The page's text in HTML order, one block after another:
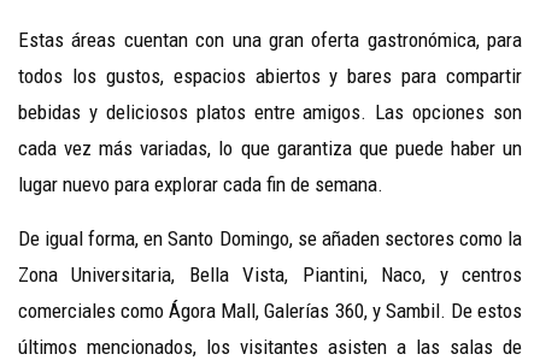
Estas áreas cuentan con una gran oferta gastronómica, para
todos los gustos, espacios abiertos y bares para compartir
bebidas y deliciosos platos entre amigos. Las opciones son
cada vez más variadas, lo que garantiza que puede haber un
lugar nuevo para explorar cada fin de semana.
De igual forma, en Santo Domingo, se añaden sectores como la
Zona Universitaria, Bella Vista, Piantini, Naco, y centros
comerciales como Ágora Mall, Galerías 360, y Sambil. De estos
últimos mencionados, los visitantes asisten a las salas de